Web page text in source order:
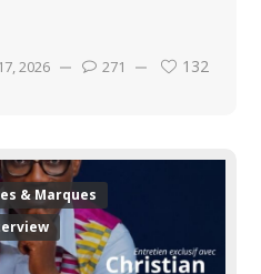
2026 271 132
& Marques